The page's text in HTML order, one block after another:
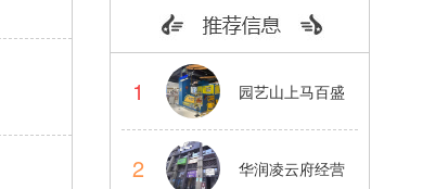
1 园艺山上马百盛
2 华润凌云府经营